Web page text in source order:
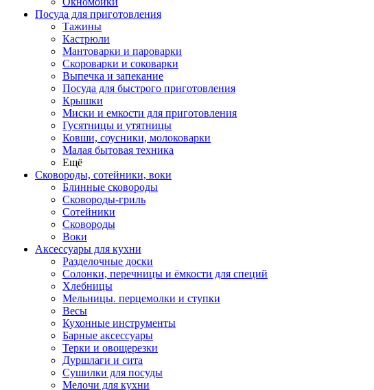
Посуда для приготовления
Тажины
Кастрюли
Мантоварки и пароварки
Скороварки и соковарки
Выпечка и запекание
Посуда для быстрого приготовления
Крышки
Миски и емкости для приготовления
Гусятницы и утятницы
Ковши, соусники, молоковарки
Малая бытовая техника
Ещё
Сковороды, сотейники, воки
Блинные сковороды
Сковороды-гриль
Сотейники
Сковороды
Воки
Аксессуары для кухни
Разделочные доски
Солонки, перечницы и ёмкости для специй
Хлебницы
Мельницы. перцемолки и ступки
Весы
Кухонные инструменты
Барные аксессуары
Терки и овощерезки
Дуршлаги и сита
Сушилки для посуды
Мелочи для кухни